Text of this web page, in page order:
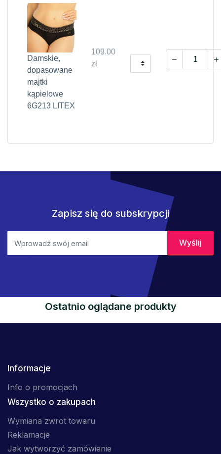
Damskie,
dopasowane
majtki
kąpielowe
6G213 LITEX
109.00
zł
Zapisz się do subskrypcji
Ostatnio oglądane produkty
Informacje
Info o promocjach
Wszystko o zakupach
Wymiana zwrot towaru
Reklamacje
Jak wytworzyć zamówienie